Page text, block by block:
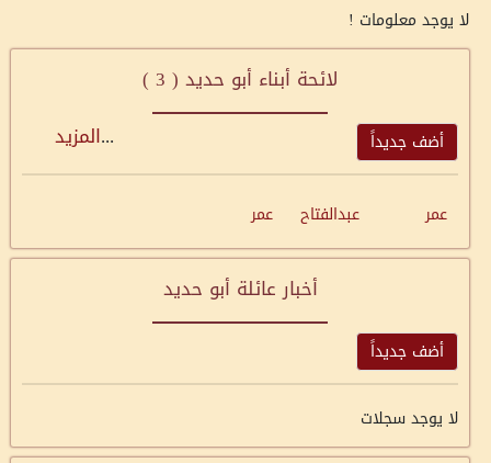
لا يوجد معلومات !
لائحة أبناء أبو حديد ( 3
)
أضف جديداً ...المزيد
عمر عبدالفتاح عمر
أخبار عائلة أبو حديد
أضف جديداً
لا يوجد سجلات